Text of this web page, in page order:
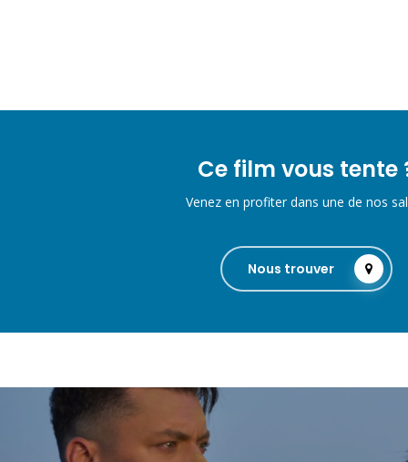
Ce film vous tente
Venez en profiter dans une de nos
Nous trouver